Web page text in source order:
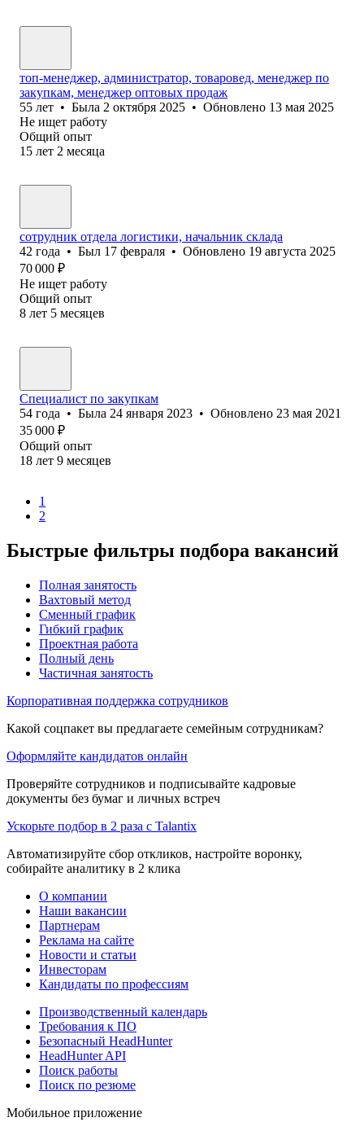
топ-менеджер, администратор, товаровед, менеджер по
закупкам, менеджер оптовых продаж
55 лет • Была 2 октября 2025 • Обновлено 13 мая 2025
Не ищет работу
Общий опыт
15 лет 2 месяца
сотрудник отдела логистики, начальник склада
42 года • Был 17 февраля • Обновлено 19 августа 2025
70 000 ₽
Не ищет работу
Общий опыт
8 лет 5 месяцев
Специалист по закупкам
54 года • Была 24 января 2023 • Обновлено 23 мая 2021
35 000 ₽
Общий опыт
18 лет 9 месяцев
1
2
Быстрые фильтры подбора вакансий
Полная занятость
Вахтовый метод
Сменный график
Гибкий график
Проектная работа
Полный день
Частичная занятость
Корпоративная поддержка сотрудников
Какой соцпакет вы предлагаете семейным сотрудникам?
Оформляйте кандидатов онлайн
Проверяйте сотрудников и подписывайте кадровые
документы без бумаг и личных встреч
Ускорьте подбор в 2 раза с Talantix
Автоматизируйте сбор откликов, настройте воронку,
собирайте аналитику в 2 клика
О компании
Наши вакансии
Партнерам
Реклама на сайте
Новости и статьи
Инвесторам
Кандидаты по профессиям
Производственный календарь
Требования к ПО
Безопасный HeadHunter
HeadHunter API
Поиск работы
Поиск по резюме
Мобильное приложение